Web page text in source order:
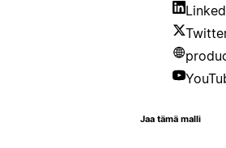
Jaa tämä malli